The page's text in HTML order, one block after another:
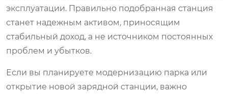
эксплуатации. Правильно подобранная станция
станет надежным активом, приносящим
стабильный доход, а не источником постоянных
проблем и убытков.
Если вы планируете модернизацию парка или
открытие новой зарядной станции, важно